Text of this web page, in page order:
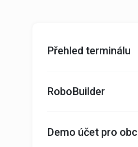
Přehled terminálu
RoboBuilder
Demo účet pro